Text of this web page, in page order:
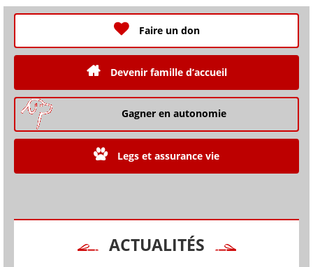
Faire un don
Devenir famille d’accueil
Gagner en autonomie
Legs et assurance vie
ACTUALITÉS